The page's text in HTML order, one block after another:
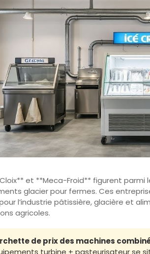
et **Meca-Froid** figurent parmi
glacier pour fermes. Ces
l’industrie pâtissière, glacière et
agricoles.
de prix des machines
turbine + pasteurisateur se